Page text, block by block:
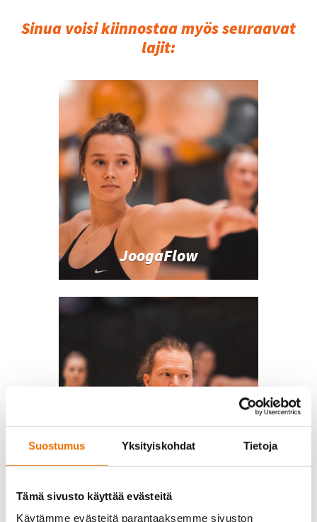
Suostumus Yksityiskohdat Tietoja
Tämä sivusto käyttää evästeitä
Käytämme evästeitä parantaaksemme sivuston
Sinua voisi kiinnostaa myös seuraavat
lajit:
JoogaFlow
JoogaPower